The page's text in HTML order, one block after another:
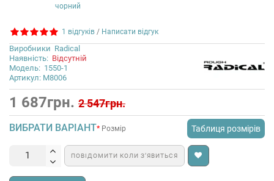
1 відгуків / Написати відгук
Виробники Radical
Наявність: Відсутній
Модель: 1550-1
Артикул: M8006
1 687грн. 2 547грн.
ВИБРАТИ ВАРІАНТ Таблиця розмірів
Розмір
ПОВІДОМИТИ КОЛИ З’ЯВИТЬСЯ